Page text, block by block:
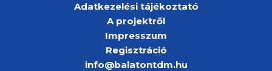
Adatkezelési tájékoztató
A projektről
Impresszum
Regisztráció
info@balatontdm.hu